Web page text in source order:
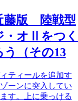
藤版 陸戦型
・オⅡをつく
う（その13
ティールを追加す
ーンに突入してい
す。上に乗っける